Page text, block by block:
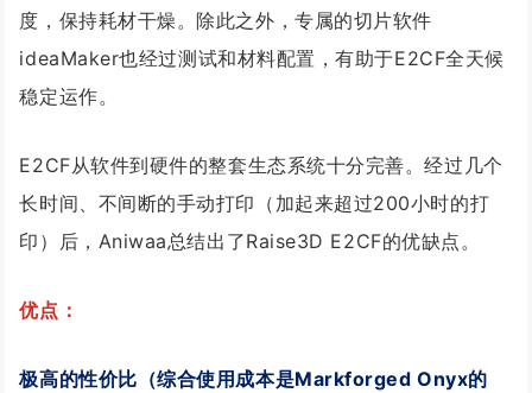
度，保持耗材干燥。除此之外，专属的切片软件
ideaMaker也经过测试和材料配置，有助于E2CF全天候
稳定运作。
E2CF从软件到硬件的整套生态系统十分完善。经过几个
长时间、不间断的手动打印（加起来超过200小时的打
印）后，Aniwaa总结出了Raise3D E2CF的优缺点。
优点：
极高的性价比（综合使用成本是Markforged Onyx的